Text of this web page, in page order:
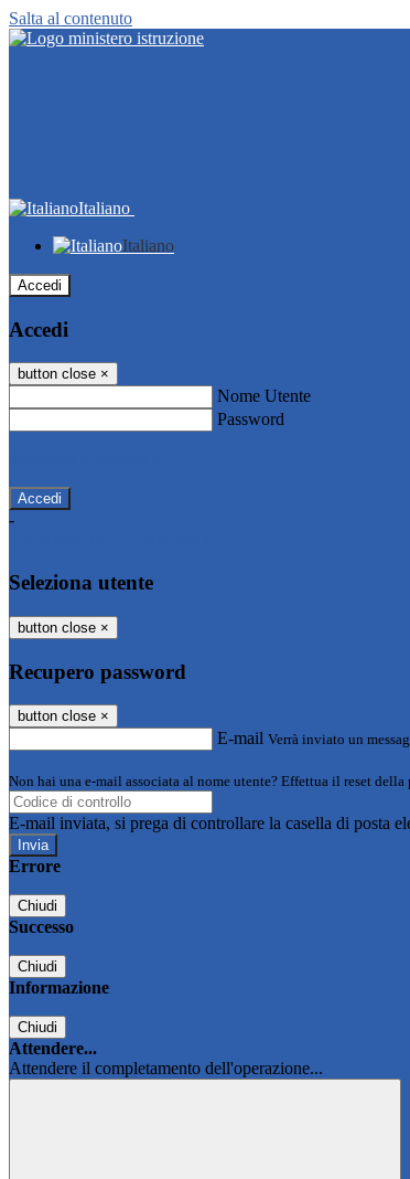
Salta al contenuto
Italiano
Italiano
Accedi
Accedi
button close ×
Nome Utente
Password
-
Seleziona utente
button close ×
Recupero password
button close ×
E-mail Verrà inviato un
Non hai una e-mail associata al nome utente? Effettua il reset della
E-mail inviata, si prega di controllare la casella di posta
Errore
Chiudi
Successo
Chiudi
Informazione
Chiudi
Attendere...
Attendere il completamento dell'operazione...